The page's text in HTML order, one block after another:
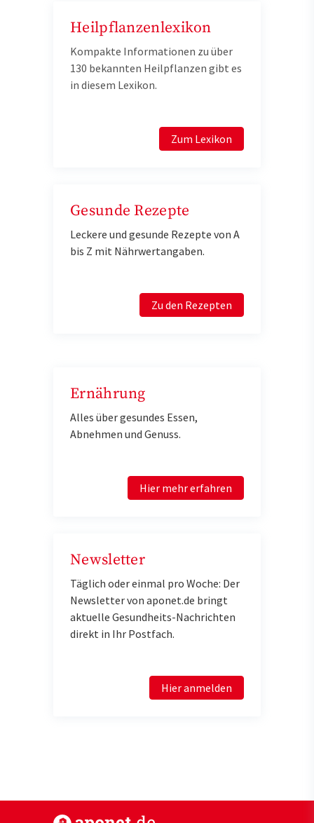
Heilpflanzenlexikon
Kompakte Informationen zu über
130 bekannten Heilpflanzen gibt es
in diesem Lexikon.
Zum Lexikon
Gesunde Rezepte
Leckere und gesunde Rezepte von A
bis Z mit Nährwertangaben.
Zu den Rezepten
Ernährung
Alles über gesundes Essen,
Abnehmen und Genuss.
Hier mehr erfahren
Newsletter
Täglich oder einmal pro Woche: Der
Newsletter von aponet.de bringt
aktuelle Gesundheits-Nachrichten
direkt in Ihr Postfach.
Hier anmelden